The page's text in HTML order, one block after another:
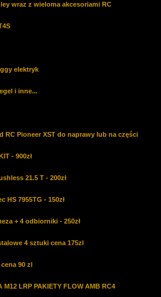
wraz z wieloma akcesoriami RC
elektryk
i inne...
RC Pioneer XST do naprawy lub na części
- 900zł
21.5 T - 200zł
HS 7955TG - 150zł
+ 4 odbiorniki - 250zł
4 sztuki cena 175zl
90 zl
M12 LRP PAKIETY FLOW AMB RC4